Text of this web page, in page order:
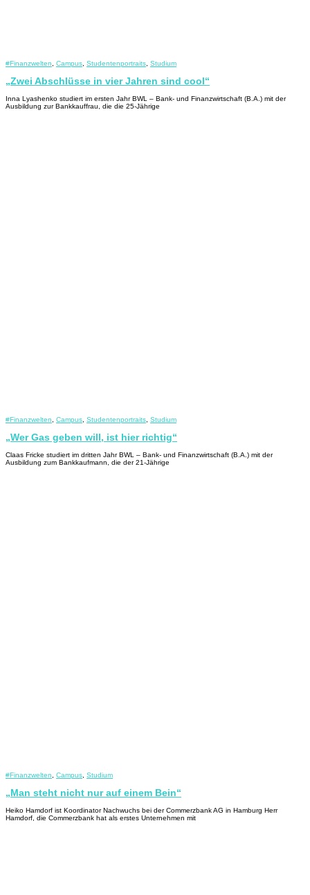
#Finanzwelten, Campus, Studentenportraits, Studium
„Zwei Abschlüsse in vier Jahren sind cool“
Inna Lyashenko studiert im ersten Jahr BWL – Bank- und Finanzwirtschaft (B.A.) mit der
Ausbildung zur Bankkauffrau, die die 25-Jährige
#Finanzwelten Campus Studentenportraits Studium
„Wer Gas geben will, ist hier richtig“
Claas Fricke studiert im dritten Jahr BWL – Bank- und Finanzwirtschaft (B.A.) mit der
Ausbildung zum Bankkaufmann, die der 21-Jährige
#Finanzwelten, Campus, Studium
„Man steht nicht nur auf einem Bein“
Heiko Hamdorf ist Koordinator Nachwuchs bei der Commerzbank AG in Hamburg Herr
Hamdorf, die Commerzbank hat als erstes Unternehmen mit